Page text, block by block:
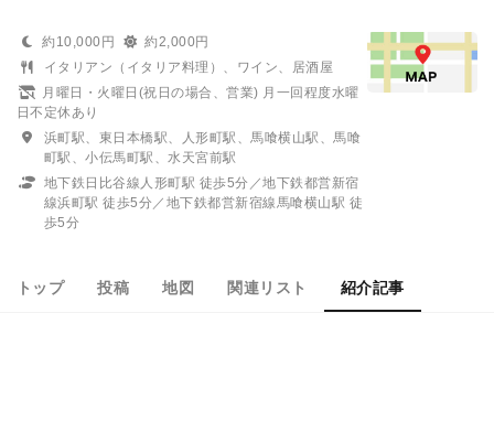
約10,000円
約2,000円
イタリアン（イタリア料理）、ワイン、居酒屋
月曜日・火曜日(祝日の場合、営業) 月一回程度水曜
日不定休あり
浜町駅、東日本橋駅、人形町駅、馬喰横山駅、馬喰
町駅、小伝馬町駅、水天宮前駅
地下鉄日比谷線人形町駅 徒歩5分／地下鉄都営新宿
線浜町駅 徒歩5分／地下鉄都営新宿線馬喰横山駅 徒
歩5分
トップ 投稿 地図 関連リスト 紹介記事